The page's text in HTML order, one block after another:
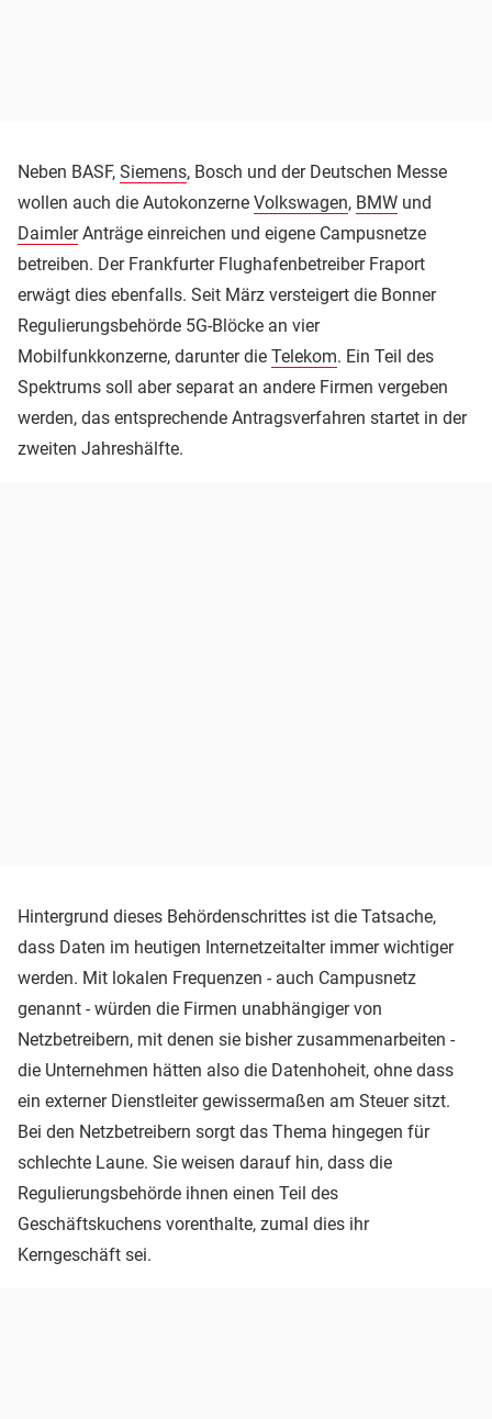
Neben BASF, Siemens, Bosch und der Deutschen Messe
wollen auch die Autokonzerne Volkswagen, BMW und
DaimlerAnträge einreichen und eigene Campusnetze
betreiben. Der Frankfurter Flughafenbetreiber Fraport
erwägt dies ebenfalls. Seit März versteigert die Bonner
Regulierungsbehörde 5G-Blöcke an vier
Mobilfunkkonzerne, darunter die Telekom. Ein Teil des
Spektrums soll aber separat an andere Firmen vergeben
werden, das entsprechende Antragsverfahren startet in der
zweiten Jahreshälfte.
Hintergrund dieses Behördenschrittes ist die Tatsache,
dass Daten im heutigen Internetzeitalter immer wichtiger
werden. Mit lokalen Frequenzen - auch Campusnetz
genannt - würden die Firmen unabhängiger von
Netzbetreibern, mit denen sie bisher zusammenarbeiten -
die Unternehmen hätten also die Datenhoheit, ohne dass
ein externer Dienstleiter gewissermaßen am Steuer sitzt.
Bei den Netzbetreibern sorgt das Thema hingegen für
schlechte Laune. Sie weisen darauf hin, dass die
Regulierungsbehörde ihnen einen Teil des
Geschäftskuchens vorenthalte, zumal dies ihr
Kerngeschäft sei.